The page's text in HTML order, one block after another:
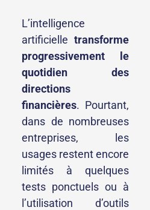
L’intelligence
artificielle transforme
progressivement le
quotidien des
directions
financières. Pourtant,
dans de nombreuses
entreprises, les
usages restent encore
limités à quelques
tests ponctuels ou à
l’utilisation d’outils